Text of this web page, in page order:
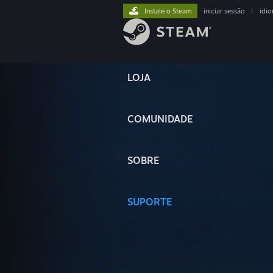
LOJA
COMUNIDADE
SOBRE
SUPORTE
Instale o Steam iniciar sessão